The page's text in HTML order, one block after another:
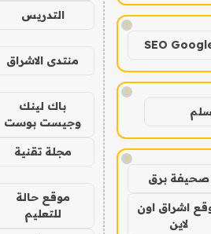
!
SEO
!
!
صحيفة برق
اشراق اون
لاين
التدريس
منتدى الاشراق
باك لينك
وجيست بوست
مجلة تقنية
موقع حالة
للتعليم